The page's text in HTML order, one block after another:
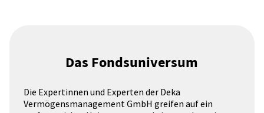
Das Fondsuniversum
Die Expertinnen und Experten der Deka
Vermögensmanagement GmbH greifen auf ein